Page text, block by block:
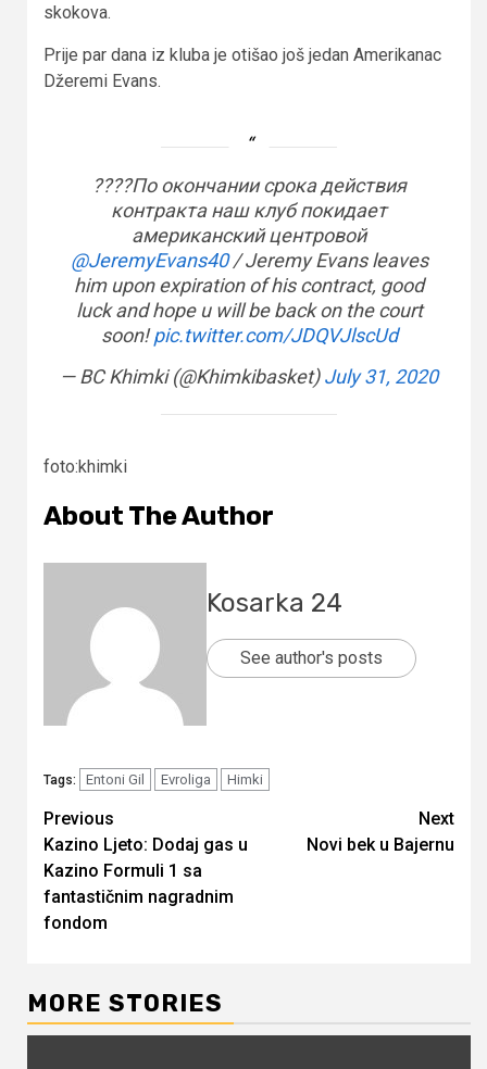
skokova.
Prije par dana iz kluba je otišao još jedan Amerikanac
Džeremi Evans.
????По окончании срока действия
контракта наш клуб покидает
американский центровой
@JeremyEvans40/ Jeremy Evans leaves
him upon expiration of his contract, good
luck and hope u will be back on the court
soon!pic.twitter.com/JDQVJlscUd
— BC Khimki (@Khimkibasket)July 31, 2020
foto:khimki
About The Author
Kosarka 24
See author's posts
Tags: Entoni Gil Evroliga Himki
Continue
Reading
Previous
Kazino Ljeto: Dodaj gas u
Kazino Formuli 1 sa
fantastičnim nagradnim
fondom
Next
Novi bek u Bajernu
MORE STORIES